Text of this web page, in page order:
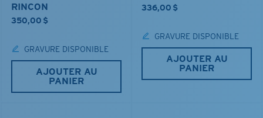
RINCON
350,00 $
GRAVURE DISPONIBLE
AJOUTER AU
PANIER
336,00 $
GRAVURE DISPONIBLE
AJOUTER AU
PANIER